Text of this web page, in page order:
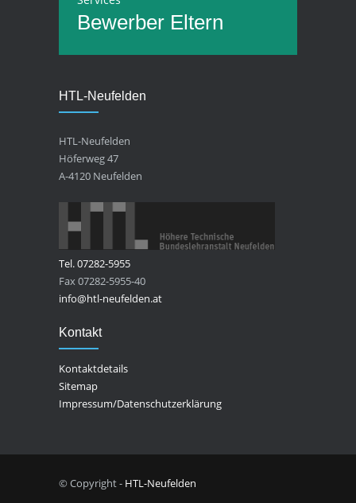
Bewerber Eltern
HTL-Neufelden
HTL-Neufelden
Höferweg 47
A-4120 Neufelden
Tel. 07282-5955
Fax 07282-5955-40
info@htl-neufelden.at
Kontakt
Kontaktdetails
Sitemap
Impressum/Datenschutzerklärung
© Copyright - HTL-Neufelden